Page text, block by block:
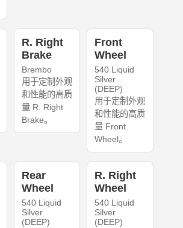
R. Right
Brake
Brembo
用于定制外观
和性能的高质
量 R. Right
Brake。
Front
Wheel
540 Liquid
Silver
(DEEP)
用于定制外观
和性能的高质
量 Front
Wheel。
Rear
Wheel
540 Liquid
Silver
(DEEP)
R. Right
Wheel
540 Liquid
Silver
(DEEP)